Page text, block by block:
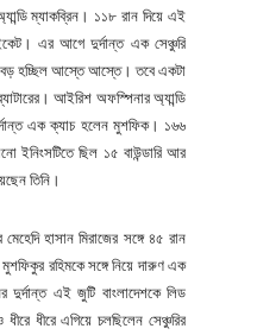
ম্যাকব্রিন। ১১৮ রান দিয়ে এই
এর আগে দুর্দান্ত এক সেঞ্চুরি
বড় হচ্ছিল আস্তে আস্তে। তবে একটা
আইরিশ অফস্পিনার অ্যান্ডি
এক ক্যাচ হলেন মুশফিক। ১৬৬
ইনিংসটিতে ছিল ১৫ বাউন্ডারি আর
তিনি।
হাসান মিরাজের সঙ্গে ৪৫ রান
রহিমকে সঙ্গে নিয়ে দারুণ এক
দুর্দান্ত এই জুটি বাংলাদেশকে লিড
ধীরে এগিয়ে চলছিলেন সেঞ্চুরির